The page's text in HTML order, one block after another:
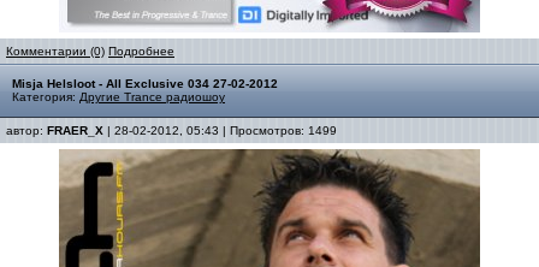
Комментарии (0) Подробнее
Misja Helsloot - All Exclusive 034 27-02-2012
Категория: Другие Trance радиошоу
автор: FRAER_X | 28-02-2012, 05:43 | Просмотров: 1499